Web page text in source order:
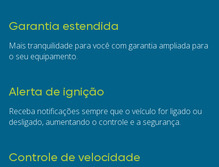
Garantia estendida
Mais tranquilidade para você com garantia ampliada para
o seu equipamento.
Alerta de ignição
Receba notificações sempre que o veículo for ligado ou
desligado, aumentando o controle e a segurança.
Controle de velocidade